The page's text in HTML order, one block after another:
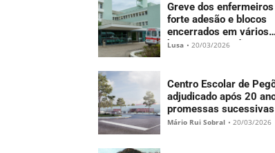
Greve dos
forte adesão e blocos
encerrados em vários
hospitais – Sindicato
Lusa • 20/03/2026
Centro Escolar de
adjudicado após 20
promessas sucessivas
Mário Rui Sobral • 20/03/2026